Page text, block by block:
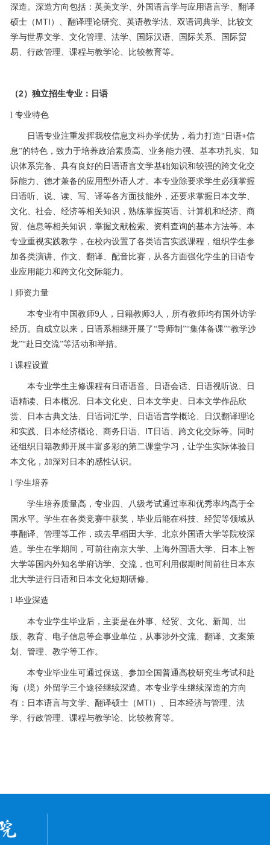
深造。深造方向包括：英美文学、外国语言学与应用语言学、翻译
硕士（ MTI ）、翻译理论研究、英语教学法、双语词典学、比较文
学与世界文学、文化管理、法学、国际汉语、国际关系、国际贸
易、行政管理、课程与教学论、比较教育等。
（2）独立招生专业：日语
l 专业特色
日语专业注重发挥我校信息文科办学优势，着力打造“日语+信
息”的特色，致力于培养政治素质高、业务能力强、基本功扎实、知
识体系完备、具有良好的日语语言文学基础知识和较强的跨文化交
际能力、德才兼备的应用型外语人才。本专业除要求学生必须掌握
日语听、说、读、写、译等各方面技能外，还要求掌握日本文学、
文化、社会、经济等相关知识，熟练掌握英语、计算机和经济、商
贸、信息等相关知识，掌握文献检索、资料查询的基本方法等。本
专业重视实践教学，在校内设置了各类语言实践课程，组织学生参
加各类演讲、作文、翻译、配音比赛，从各方面强化学生的日语专
业应用能力和跨文化交际能力。
l 师资力量
本专业有中国教师9 人，日籍教师3 人，所有教师均有国外访学
经历。自成立以来，日语系相继开展了“导师制”“集体备课”“教学沙
龙”“赴日交流”等活动和举措。
l 课程设置
本专业学生主修课程有日语语音、日语会话、日语视听说、日
语精读、日本概况、日本文化史、日本文学史、日本文学作品欣
赏、日本古典文法、日语词汇学、日语语言学概论、日汉翻译理论
和实践、日本经济概论、商务日语、 IT日语、跨文化交际等。同时
还组织日籍教师开展丰富多彩的第二课堂学习，让学生实际体验日
本文化，加深对日本的感性认识。
l 学生培养
学生培养质量高，专业四、八级考试通过率和优秀率均高于全
国水平。学生在各类竞赛中获奖，毕业后能在科技、经贸等领域从
事翻译、管理等工作，或去早稻田大学、北京外国语大学等院校深
造。学生在学期间，可前往南京大学、上海外国语大学、日本上智
大学等国内外知名学府访学、交流，也可利用假期时间前往日本东
北大学进行日语和日本文化短期研修。
l 毕业深造
本专业学生毕业后，主要是在外事、经贸、文化、新闻、出
版、教育、电子信息等企事业单位，从事涉外交流、翻译、文案策
划、管理、教学等工作。
本专业毕业生可通过保送、参加全国普通高校研究生考试和赴
海（境）外留学三个途径继续深造。本专业学生继续深造的方向
有：日本语言与文学、翻译硕士（ MTI ）、日本经济与管理、法
学、行政管理、课程与教学论、比较教育等。